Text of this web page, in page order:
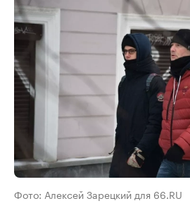
Фото: Алексей Зарецкий для 66.RU